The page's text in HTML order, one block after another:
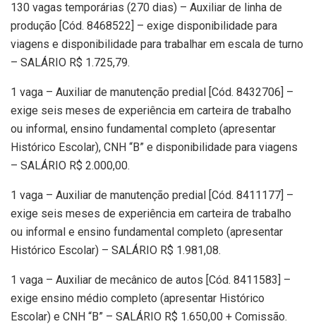
130 vagas temporárias (270 dias) – Auxiliar de linha de
produção [Cód. 8468522] – exige disponibilidade para
viagens e disponibilidade para trabalhar em escala de turno
– SALÁRIO R$ 1.725,79.
1 vaga – Auxiliar de manutenção predial [Cód. 8432706] –
exige seis meses de experiência em carteira de trabalho
ou informal, ensino fundamental completo (apresentar
Histórico Escolar), CNH “B” e disponibilidade para viagens
– SALÁRIO R$ 2.000,00.
1 vaga – Auxiliar de manutenção predial [Cód. 8411177] –
exige seis meses de experiência em carteira de trabalho
ou informal e ensino fundamental completo (apresentar
Histórico Escolar) – SALÁRIO R$ 1.981,08.
1 vaga – Auxiliar de mecânico de autos [Cód. 8411583] –
exige ensino médio completo (apresentar Histórico
Escolar) e CNH “B” – SALÁRIO R$ 1.650,00 + Comissão.